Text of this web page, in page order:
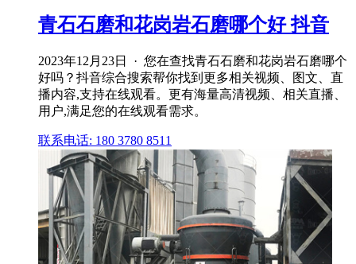
青石石磨和花岗岩石磨哪个好 抖音
2023年12月23日 · 您在查找青石石磨和花岗岩石磨哪个
好吗？抖音综合搜索帮你找到更多相关视频、图文、直
播内容,支持在线观看。更有海量高清视频、相关直播、
用户,满足您的在线观看需求。
联系电话: 180 3780 8511